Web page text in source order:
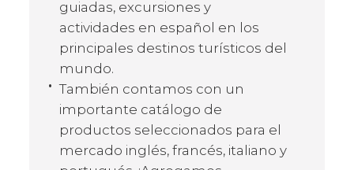
guiadas, excursiones y
actividades en español en los
principales destinos turísticos del
mundo.
También contamos con un
importante catálogo de
productos seleccionados para el
mercado inglés, francés, italiano y